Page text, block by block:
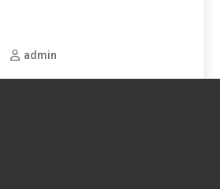
admin